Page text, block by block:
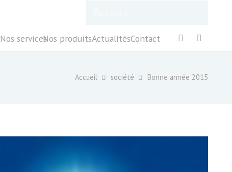
Nos servicesNos produitsActualitésContact
Accueil société Bonne année 2015